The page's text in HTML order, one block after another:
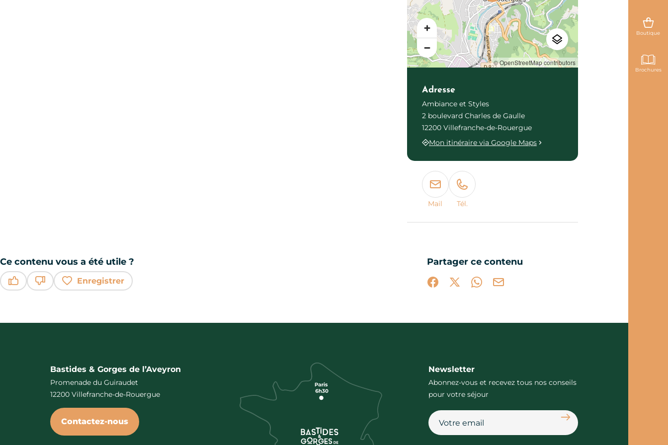
Boutique
Brochures
© OpenStreetMap contributors
Adresse
Ambiance et Styles
2 boulevard Charles de Gaulle
12200 Villefranche-de-Rouergue
Mon itinéraire via Google Maps
Mail Tél.
Ce contenu vous a été utile ?
Enregistrer
Partager ce contenu
Partager sur Facebook (nouvelle fenêtre)
Partager sur X / Twitter (nouvelle fenêtre)
Partager sur WhatsApp
Partager par mail
Bastides & Gorges de l’Aveyron
Promenade du Guiraudet
12200 Villefranche-de-Rouergue
Contactez-nous
Newsletter
Abonnez-vous et recevez tous nos conseils
pour votre séjour
S'abonner